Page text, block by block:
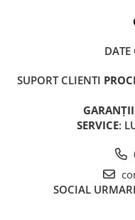
Piese Xiaomi Scooter Elite
Piese Xiaomi Scooter 5
Piese Xiaomi Scooter 6
Piese Xiaomi Scooter 6
Accesorii Trotinete
DATE
SUPORT CLIENTI
GARANȚII
SERVICE:
SOCIAL